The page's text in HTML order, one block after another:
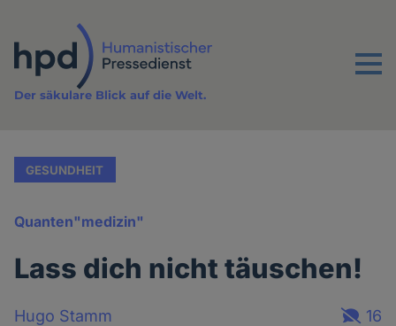
Inhalt
Menu
Der säkulare Blick auf die Welt.
GESUNDHEIT
Quanten"medizin"
Lass dich nicht täuschen!
Hugo Stamm
16